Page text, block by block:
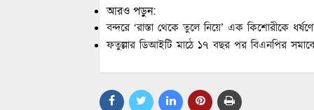
আরও পড়ুন:
বন্দরে ‘রাস্তা থেকে তুলে নিয়ে’ এক কিশোরীকে
ফতুল্লার ডিআইটি মাঠে ১৭ বছর পর বিএনপির